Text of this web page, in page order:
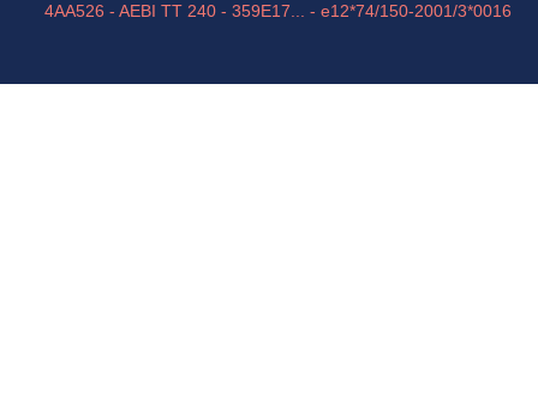
4AA526 - AEBI TT 240 - 359E17... - e12*74/150-2001/3*0016